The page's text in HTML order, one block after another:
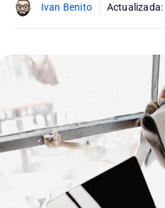
Ivan Benito Actualizada: